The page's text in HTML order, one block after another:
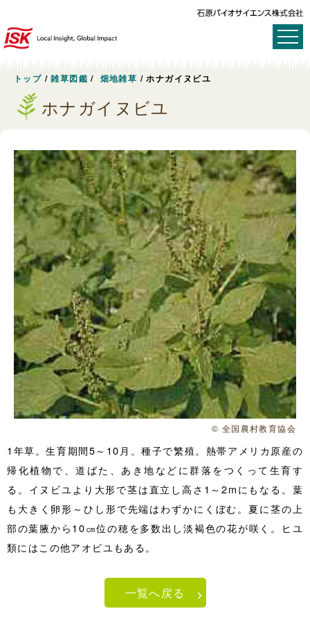
トップ /雑草図鑑 / 畑地雑草 /ホナガイヌビユ
ホナガイヌビユ
© 全国農村教育協会
1年草。生育期間5～10月。種子で繁殖。熱帯アメリカ原産の
帰化植物で、道ばた、あき地などに群落をつくって生育す
る。イヌビユより大形で茎は直立し高さ1～2mにもなる。葉
も大きく卵形～ひし形で先端はわずかにくぼむ。夏に茎の上
部の葉腋から10㎝位の穂を多数出し淡褐色の花が咲く。ヒユ
類にはこの他アオビユもある。
一覧へ戻る